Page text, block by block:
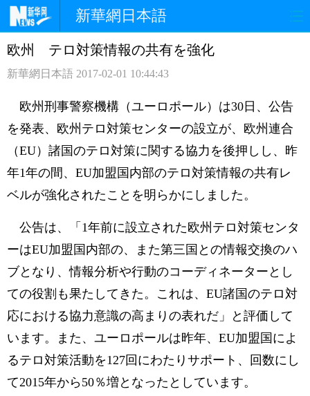
新華網日本語
ホームページ 政治
観光 評論 写真
中日対訳
欧州 テロ対策情報の共有を強化
新華網日本語 2017-02-01 10:44:43
欧州刑事警察機構（ユーロポール）は30日、公告
を発表、欧州テロ対策センターの設立が、欧州連合
（EU）諸国のテロ対策に関する協力を後押しし、昨
年1年の間、EU加盟国内部のテロ対策情報の共有レ
ベルが強化されたことを明らかにしました。
公告は、「1年前に設立された欧州テロ対策センタ
ーはEU加盟国内部の、また第三国との情報交換のハ
ブとなり、情報分析や行動のコーディネーターとし
ての役割も果たしてきた。これは、EU諸国のテロ対
応における協力意識の高まりの表れだ」と評価して
います。また、ユーロポールは昨年、EU加盟国によ
るテロ対策活動を127回にわたりサポート、回数にし
て2015年から50％増となったとしています。